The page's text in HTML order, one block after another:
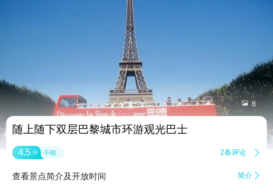
 8
随上随下双层巴黎城市环游观光巴士
4.5 分 不错 2条评论 
查看景点简介及开放时间 简介 